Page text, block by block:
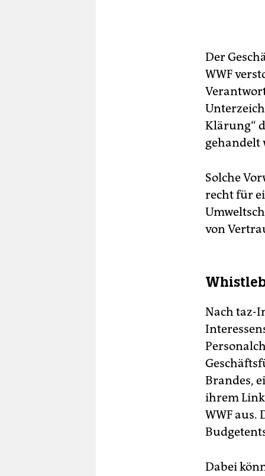
Der
WWF
Klärung“
gehandelt
Solche
recht für
von
Nach taz-
Brandes,
ihrem
WWF
Dabei